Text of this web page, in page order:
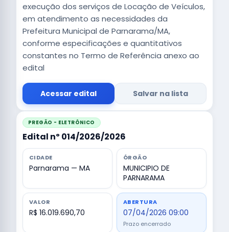
execução dos serviços de Locação de Veículos,
em atendimento as necessidades da
Prefeitura Municipal de Parnarama/MA,
conforme especificações e quantitativos
constantes no Termo de Referência anexo ao
edital
Acessar edital Salvar na lista
PREGÃO - ELETRÔNICO
Edital nº 014/2026/2026
CIDADE
Parnarama — MA
ÓRGÃO
MUNICIPIO DE
PARNARAMA
VALOR
R$ 16.019.690,70
ABERTURA
07/04/2026 09:00
Prazo encerrado